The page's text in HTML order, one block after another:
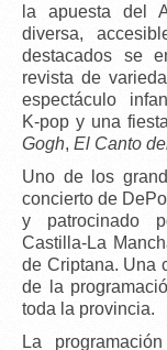
la apuesta del
diversa,
destacados se
revista de
espectáculo
K‑pop y una
Gogh, El Canto
Uno de los
concierto de DePol
y patrocinado
Castilla‑La
de Criptana. Una
de la
toda la provincia.
La